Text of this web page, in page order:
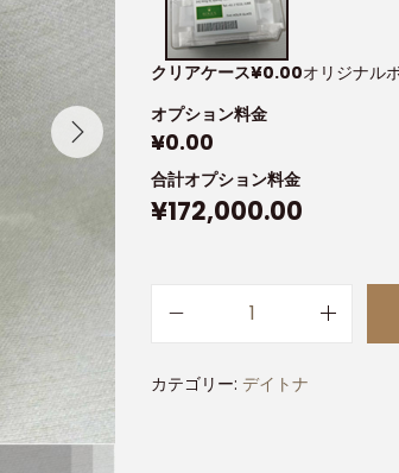
クリアケース¥0.00オリジナル
オプション料金
¥0.00
合計オプション料金
¥172,000.00
カテゴリー: デイトナ